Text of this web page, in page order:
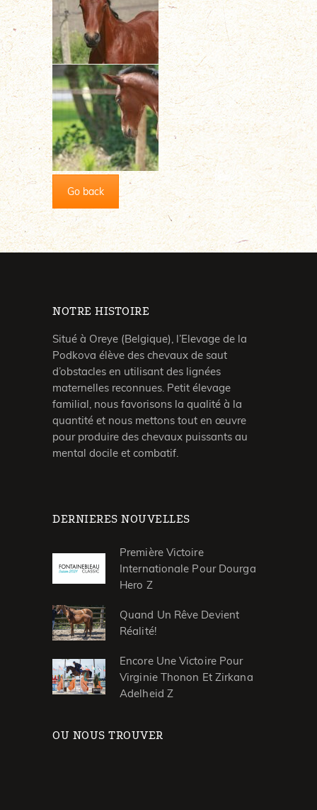
Go back
NOTRE HISTOIRE
Situé à Oreye (Belgique), l’Elevage de la
Podkova élève des chevaux de saut
d’obstacles en utilisant des lignées
maternelles reconnues. Petit élevage
familial, nous favorisons la qualité à la
quantité et nous mettons tout en œuvre
pour produire des chevaux puissants au
mental docile et combatif.
DERNIERES NOUVELLES
Première Victoire
Internationale Pour Dourga
Hero Z
Quand Un Rêve Devient
Réalité!
Encore Une Victoire Pour
Virginie Thonon Et Zirkana
Adelheid Z
OU NOUS TROUVER